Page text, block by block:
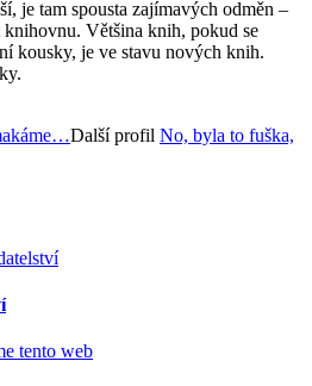
je tam spousta zajímavých odměn –
Většina knih, pokud se
kousky, je ve stavu nových knih.
Dalšíprofil No, byla to fuška,